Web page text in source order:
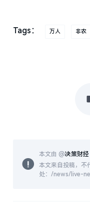
Tags： 万人 非农
本文由 @决策财经
本文来自投稿，不
处：/news/live-